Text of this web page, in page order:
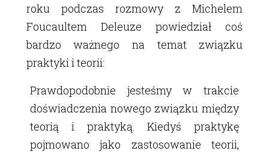
roku podczas rozmowy z Michelem
Foucaultem Deleuze powiedział coś
bardzo ważnego na temat związku
praktyki i teorii:
Prawdopodobnie jesteśmy w trakcie
doświadczenia nowego związku między
teorią i praktyką. Kiedyś praktykę
pojmowano jako zastosowanie teorii,